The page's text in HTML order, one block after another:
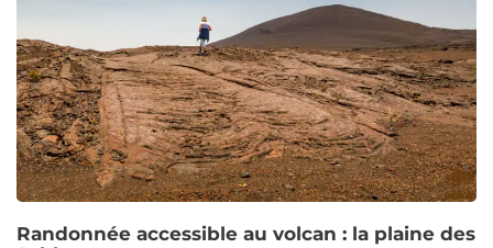
Randonnée accessible au volcan : la plaine des